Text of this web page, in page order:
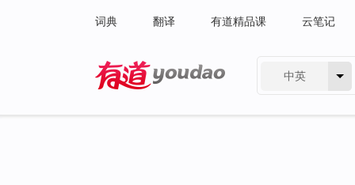
词典 翻译 有道精品课 云笔记
中英